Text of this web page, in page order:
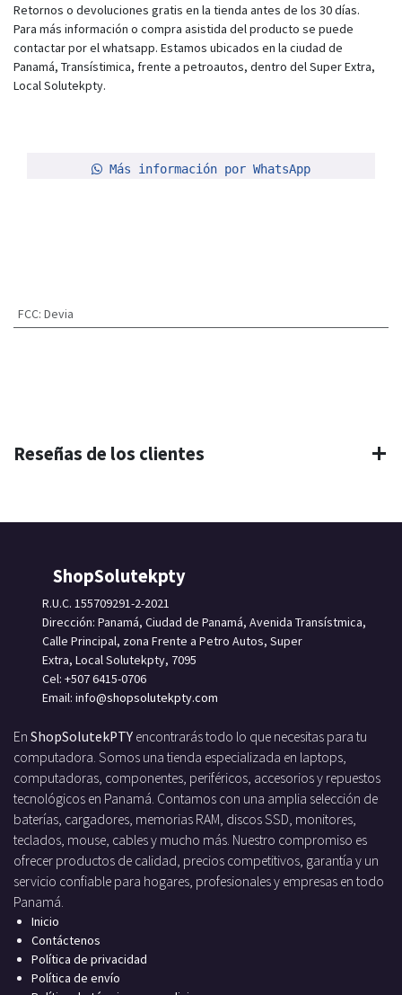
Retornos o devoluciones gratis en la tienda antes de los 30 días.
Para más información o compra asistida del producto se puede
contactar por el whatsapp. Estamos ubicados en la ciudad de
Panamá, Transístimica, frente a petroautos, dentro del Super Extra,
Local Solutekpty.
Más información por WhatsApp
FCC: Devia
Reseñas de los clientes
ShopSolutekpty
R.U.C. 155709291-2-2021
Dirección: Panamá, Ciudad de Panamá, Avenida Transístmica,
Calle Principal, zona Frente a Petro Autos, Super
Extra, Local Solutekpty, 7095
Cel: +507 6415-0706
Email: info@shopsolutekpty.com
En ShopSolutekPTY encontrarás todo lo que necesitas para tu
computadora. Somos una tienda especializada en laptops,
computadoras, componentes, periféricos, accesorios y repuestos
tecnológicos en Panamá. Contamos con una amplia selección de
baterías, cargadores, memorias RAM, discos SSD, monitores,
teclados, mouse, cables y mucho más. Nuestro compromiso es
ofrecer productos de calidad, precios competitivos, garantía y un
servicio confiable para hogares, profesionales y empresas en todo
Panamá.
Inicio
Contáctenos
Política de privacidad
Política de envío